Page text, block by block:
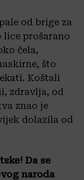
od brige za
prošarano
čela,
što
Koštali
zdravlja, od
znao je
dolazila od
Da se
naroda